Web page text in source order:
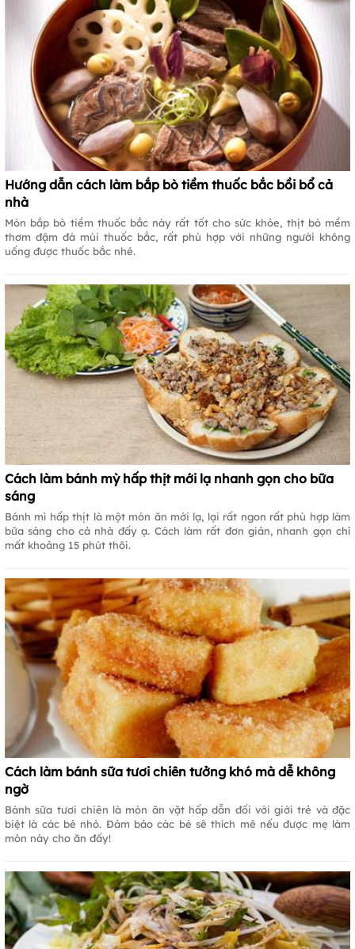
Hướng dẫn cách làm bắp bò tiềm thuốc bắc bồi bổ cả
nhà
Món bắp bò tiềm thuốc bắc này rất tốt cho sức khỏe, thịt bò mềm
thơm đậm đà mùi thuốc bắc, rất phù hợp với những người không
uống được thuốc bắc nhé.
Cách làm bánh mỳ hấp thịt mới lạ nhanh gọn cho bữa
sáng
Bánh mì hấp thịt là một món ăn mới lạ, lại rất ngon rất phù hợp làm
bữa sáng cho cả nhà đấy ạ. Cách làm rất đơn giản, nhanh gọn chỉ
mất khoảng 15 phút thôi.
Cách làm bánh sữa tươi chiên tưởng khó mà dễ không
ngờ
Bánh sữa tươi chiên là món ăn vặt hấp dẫn đối với giới trẻ và đặc
biệt là các bé nhỏ. Đảm bảo các bé sẽ thích mê nếu được mẹ làm
món này cho ăn đấy!